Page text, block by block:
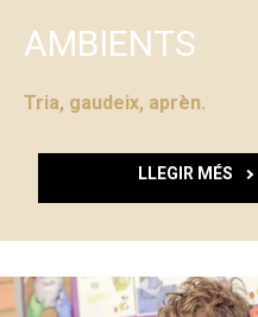
AMBIENTS
Tria, gaudeix, aprèn.
LLEGIR MÉS